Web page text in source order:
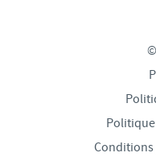
Conditions